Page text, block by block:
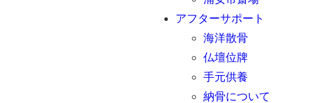
アフターサポート
海洋散骨
仏壇位牌
手元供養
納骨について